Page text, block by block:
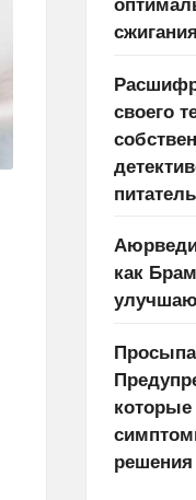
своего
как
которые
решения